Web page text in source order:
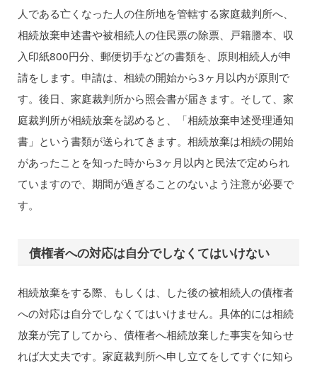
人である亡くなった人の住所地を管轄する家庭裁判所へ、
相続放棄申述書や被相続人の住民票の除票、戸籍謄本、収
入印紙800円分、郵便切手などの書類を、原則相続人が申
請をします。申請は、相続の開始から3ヶ月以内が原則で
す。後日、家庭裁判所から照会書が届きます。そして、家
庭裁判所が相続放棄を認めると、「相続放棄申述受理通知
書」という書類が送られてきます。相続放棄は相続の開始
があったことを知った時から3ヶ月以内と民法で定められ
ていますので、期間が過ぎることのないよう注意が必要で
す。
債権者への対応は自分でしなくてはいけない
相続放棄をする際、もしくは、した後の被相続人の債権者
への対応は自分でしなくてはいけません。具体的には相続
放棄が完了してから、債権者へ相続放棄した事実を知らせ
れば大丈夫です。家庭裁判所へ申し立てをしてすぐに知ら